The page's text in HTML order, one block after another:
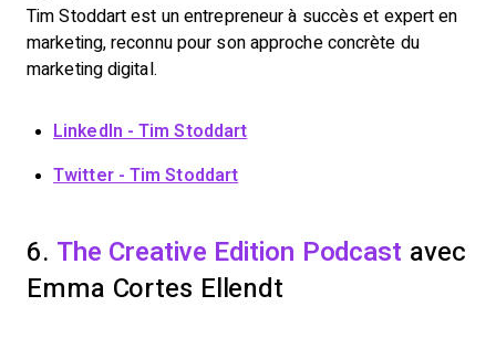
Tim Stoddart est un entrepreneur à succès et expert en
marketing, reconnu pour son approche concrète du
marketing digital.
LinkedIn - Tim Stoddart
Twitter - Tim Stoddart
6. The Creative Edition Podcast avec
Emma Cortes Ellendt